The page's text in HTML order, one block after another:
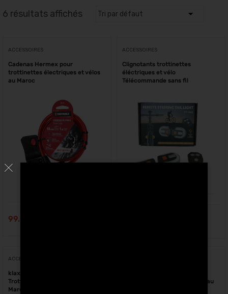
6 résultats affichés
ACCESSOIRES
Cadenas Hermex pour
trottinettes électriques et vélos
au Maroc
99.00
ACCESSOIRES
Clignotants trottinettes
éléctriques et vélo
Télécommande sans fil
ACCESSOIRES
klaxon électronique pour
Trottinette électrique et vélo au
Maroc
trottinette électrique et vélo au